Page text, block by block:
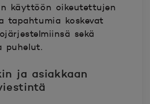
käyttöön oikeutettujen
tapahtumia koskevat
sekä
puhelut.
ja asiakkaan